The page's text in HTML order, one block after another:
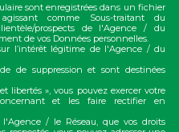
sont enregistrées dans un fichier
comme Sous-traitant du
prospects de l'Agence / du
de vos Données personnelles.
l’intérêt légitime de l'Agence / du
de suppression et sont destinées
libertés », vous pouvez exercer votre
et les faire rectifier en
/ le Réseau, que vos droits